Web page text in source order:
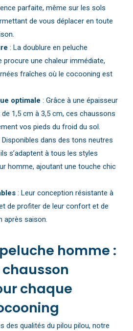
parfaite, même sur les sols
de vous déplacer en toute
: La doublure en peluche
procure une chaleur immédiate,
fraîches où le cocooning est
optimale : Grâce à une épaisseur
1,5 cm à 3,5 cm, ces chaussons
vos pieds du froid du sol.
dans des tons neutres
s’adaptent à tous les styles
homme, ajoutant une touche chic
: Leur conception résistante à
de profiter de leur confort et de
après saison.
homme :
chaque
des qualités du pilou pilou, notre